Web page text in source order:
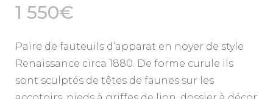
1 550€
Paire de fauteuils d’apparat en noyer de style
Renaissance circa 1880. De forme curule ils
sont sculptés de têtes de faunes sur les